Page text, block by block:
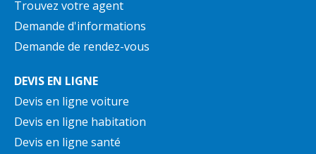
Trouvez votre agent
Demande d'informations
Demande de rendez-vous
DEVIS EN LIGNE
Devis en ligne voiture
Devis en ligne habitation
Devis en ligne santé